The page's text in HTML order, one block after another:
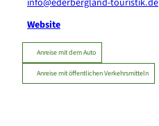
info@ederbergland-touristik.de
Website
Anreise mit dem Auto
Anreise mit öffentlichen Verkehrsmitteln